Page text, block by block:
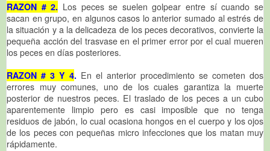
RAZON # 2. Los peces se suelen golpear entre sí cuando se
sacan en grupo, en algunos casos lo anterior sumado al estrés de
la situación y a la delicadeza de los peces decorativos, convierte la
pequeña acción del trasvase en el primer error por el cual mueren
los peces en días posteriores.
RAZON # 3 Y 4. En el anterior procedimiento se cometen dos
errores muy comunes, uno de los cuales garantiza la muerte
posterior de nuestros peces. El traslado de los peces a un cubo
aparentemente limpio pero es casi imposible que no tenga
residuos de jabón, lo cual ocasiona hongos en el cuerpo y los ojos
de los peces con pequeñas micro infecciones que los matan muy
rápidamente.